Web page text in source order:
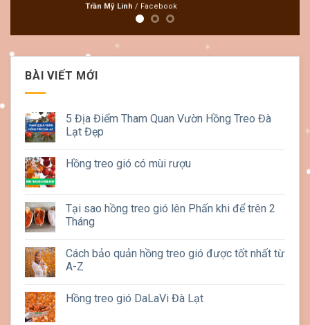
BÀI VIẾT MỚI
5 Địa Điểm Tham Quan Vườn Hồng Treo Đà
Lạt Đẹp
Hồng treo gió có mùi rượu
Tại sao hồng treo gió lên Phấn khi để trên 2
Tháng
Cách bảo quản hồng treo gió được tốt nhất từ
A-Z
Hồng treo gió DaLaVi Đà Lạt